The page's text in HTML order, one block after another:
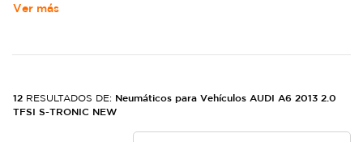
Ver más
12 RESULTADOS DE: Neumáticos para Vehículos AUDI A6 2013 2.0
TFSI S-TRONIC NEW